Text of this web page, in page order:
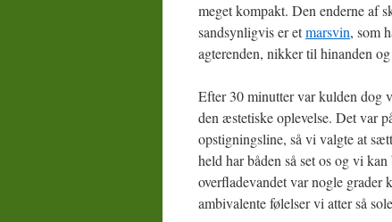
meget kompakt. Den enderne af
sandsynligvis er etmarsvin, som
agterenden, nikker til hinanden
Efter 30 minutter var kulden dog
den æstetiske oplevelse. Det var
opstigningsline, så vi valgte at
held har båden så set os og vi
overfladevandet var nogle grader
ambivalente følelser vi atter så